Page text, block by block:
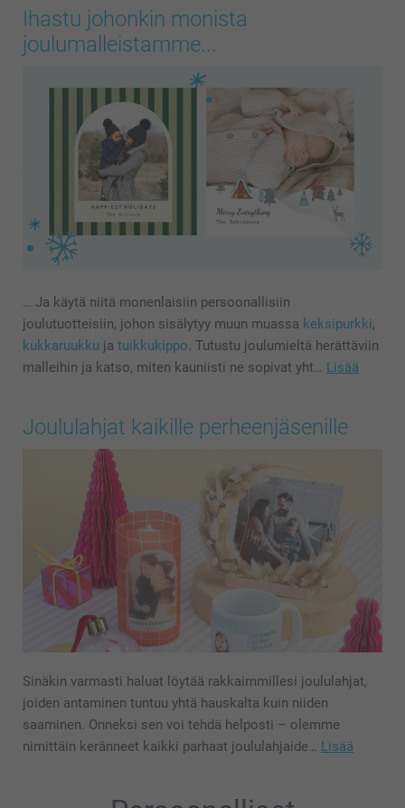
Ihastu johonkin monista
joulumalleistamme...
… Ja käytä niitä monenlaisiin persoonallisiin
joulutuotteisiin, johon sisälytyy muun muassa keksipurkki,
kukkaruukku ja tuikkukippo. Tutustu joulumieltä herättäviin
malleihin ja katso, miten kauniisti ne sopivat yht… Lisää
Joululahjat kaikille perheenjäsenille
Sinäkin varmasti haluat löytää rakkaimmillesi joululahjat,
joiden antaminen tuntuu yhtä hauskalta kuin niiden
saaminen. Onneksi sen voi tehdä helposti – olemme
nimittäin keränneet kaikki parhaat joululahjaide… Lisää